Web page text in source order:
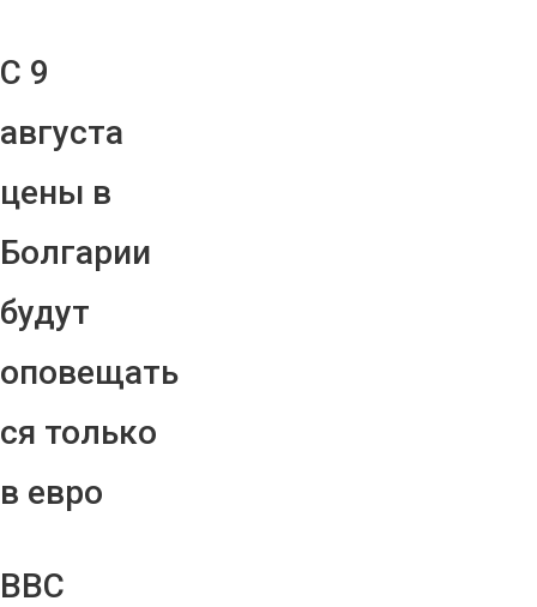
С 9
августа
цены в
Болгарии
будут
оповещать
ся только
в евро
ВВС